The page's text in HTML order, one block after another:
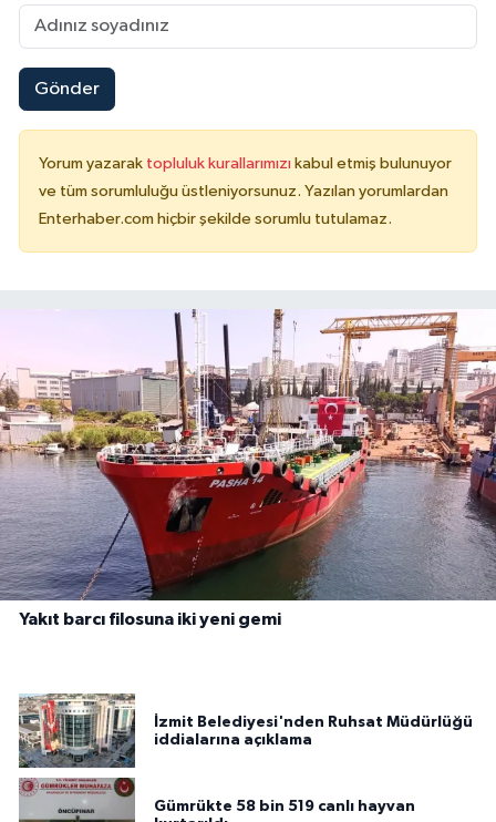
Gönder
Yorum yazarak topluluk kurallarımızı kabul etmiş bulunuyor
ve tüm sorumluluğu üstleniyorsunuz. Yazılan yorumlardan
Enterhaber.com hiçbir şekilde sorumlu tutulamaz.
Yakıt barcı filosuna iki yeni gemi
İzmit Belediyesi'nden Ruhsat Müdürlüğü
iddialarına açıklama
Gümrükte 58 bin 519 canlı hayvan